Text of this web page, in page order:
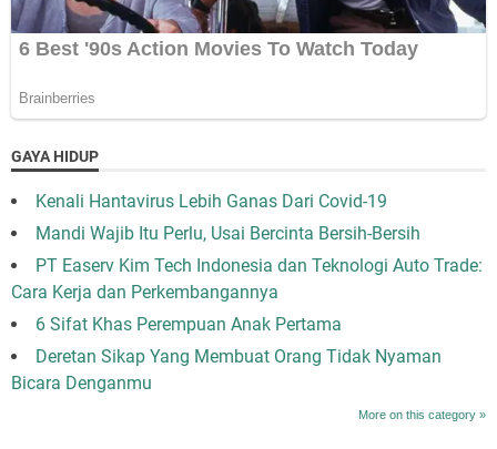
GAYA HIDUP
Kenali Hantavirus Lebih Ganas Dari Covid-19
Mandi Wajib Itu Perlu, Usai Bercinta Bersih-Bersih
PT Easerv Kim Tech Indonesia dan Teknologi Auto Trade:
Cara Kerja dan Perkembangannya
6 Sifat Khas Perempuan Anak Pertama
Deretan Sikap Yang Membuat Orang Tidak Nyaman
Bicara Denganmu
More on this category »